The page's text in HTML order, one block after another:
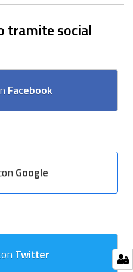
tramite social
Facebook
Google
Twitter